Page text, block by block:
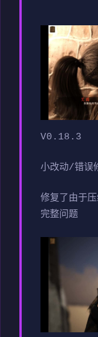
V0.18.3
小改动/错误
修复了由于
完整问题